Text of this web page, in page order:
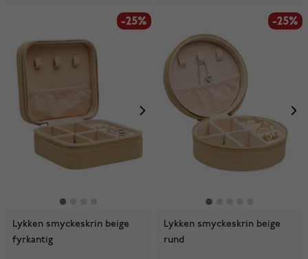
-25%
Lykken smyckeskrin beige
fyrkantig
-25%
Lykken smyckeskrin beige
rund